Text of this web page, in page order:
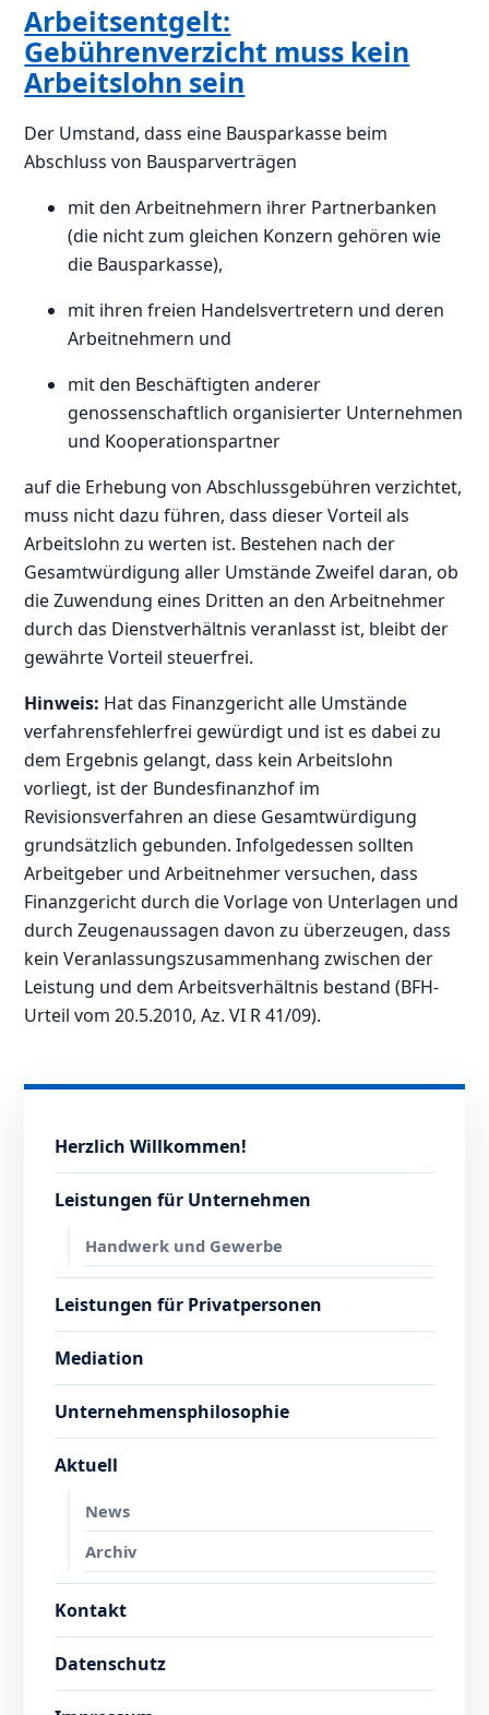
Arbeitsentgelt:
Gebührenverzicht muss kein
Arbeitslohn sein
Der Umstand, dass eine Bausparkasse beim
Abschluss von Bausparverträgen
mit den Arbeitnehmern ihrer Partnerbanken
(die nicht zum gleichen Konzern gehören wie
die Bausparkasse),
mit ihren freien Handelsvertretern und deren
Arbeitnehmern und
mit den Beschäftigten anderer
genossenschaftlich organisierter Unternehmen
und Kooperationspartner
auf die Erhebung von Abschlussgebühren verzichtet,
muss nicht dazu führen, dass dieser Vorteil als
Arbeitslohn zu werten ist. Bestehen nach der
Gesamtwürdigung aller Umstände Zweifel daran, ob
die Zuwendung eines Dritten an den Arbeitnehmer
durch das Dienstverhältnis veranlasst ist, bleibt der
gewährte Vorteil steuerfrei.
Hinweis: Hat das Finanzgericht alle Umstände
verfahrensfehlerfrei gewürdigt und ist es dabei zu
dem Ergebnis gelangt, dass kein Arbeitslohn
vorliegt, ist der Bundesfinanzhof im
Revisionsverfahren an diese Gesamtwürdigung
grundsätzlich gebunden. Infolgedessen sollten
Arbeitgeber und Arbeitnehmer versuchen, dass
Finanzgericht durch die Vorlage von Unterlagen und
durch Zeugenaussagen davon zu überzeugen, dass
kein Veranlassungszusammenhang zwischen der
Leistung und dem Arbeitsverhältnis bestand (BFH-
Urteil vom 20.5.2010, Az. VI R 41/09).
Herzlich Willkommen!
Leistungen für Unternehmen
Handwerk und Gewerbe
Leistungen für Privatpersonen
Mediation
Unternehmensphilosophie
Aktuell
News
Archiv
Kontakt
Datenschutz